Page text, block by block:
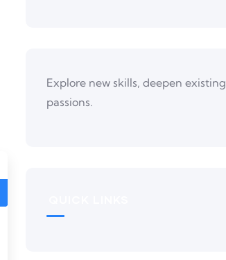
Explore new skills, deepen existing
passions.